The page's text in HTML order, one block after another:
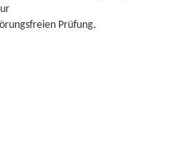
Prüfung.